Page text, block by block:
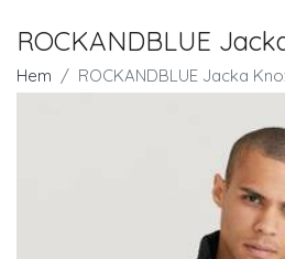
ROCKANDBLUE
Hem ROCKANDBLUE Jacka